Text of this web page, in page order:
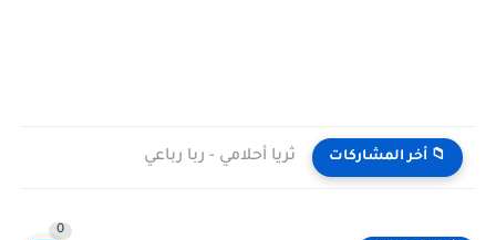
📁 أخر المشاركات ثريا أحلامي - ربا رباعي
0